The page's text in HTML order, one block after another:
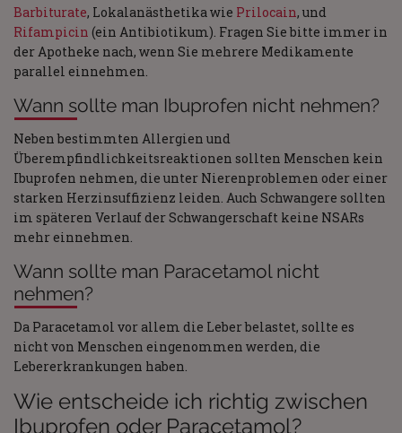
Barbiturate, Lokalanästhetika wie Prilocain, und
Rifampicin (ein Antibiotikum). Fragen Sie bitte immer in
der Apotheke nach, wenn Sie mehrere Medikamente
parallel einnehmen.
Wann sollte man Ibuprofen nicht nehmen?
Neben bestimmten Allergien und
Überempfindlichkeitsreaktionen sollten Menschen kein
Ibuprofen nehmen, die unter Nierenproblemen oder einer
starken Herzinsuffizienz leiden. Auch Schwangere sollten
im späteren Verlauf der Schwangerschaft keine NSARs
mehr einnehmen.
Wann sollte man Paracetamol nicht
nehmen?
Da Paracetamol vor allem die Leber belastet, sollte es
nicht von Menschen eingenommen werden, die
Lebererkrankungen haben.
Wie entscheide ich richtig zwischen
Ibuprofen oder Paracetamol?